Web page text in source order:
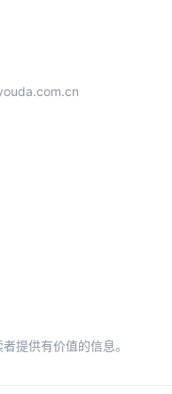
提供有价值的信息。